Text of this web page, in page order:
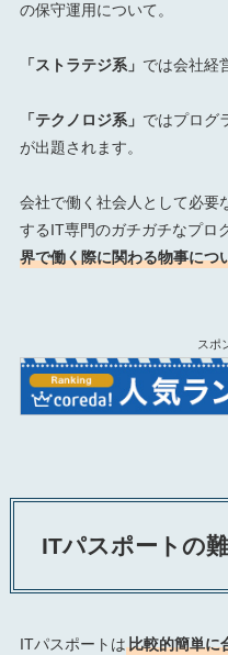
の保守運用について。
「ストラテジ系」 では会社経
「テクノロジ系」 ではプログ
が出題されます。
会社で働く社会人として必要
するIT専門のガチガチなプロ
界で働く際に関わる物事につ
スポ
ITパスポートの
ITパスポートは比較的簡単に